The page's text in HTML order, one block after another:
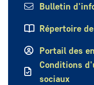
Bulletin
Répertoire
Portail des
Conditions
sociaux